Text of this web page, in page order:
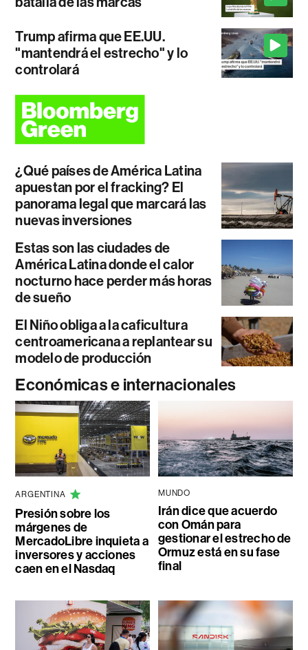
Trump afirma que EE.UU.
"mantendrá el estrecho" y lo
controlará
¿Qué países de América Latina
apuestan por el fracking? El
panorama legal que marcará las
nuevas inversiones
Estas son las ciudades de
América Latina donde el calor
nocturno hace perder más horas
de sueño
El Niño obliga a la caficultura
centroamericana a replantear su
modelo de producción
Económicas e internacionales
ARGENTINA
Presión sobre los
márgenes de
MercadoLibre inquieta a
inversores y acciones
caen en el Nasdaq
MUNDO
Irán dice que acuerdo
con Omán para
gestionar el estrecho de
Ormuz está en su fase
final